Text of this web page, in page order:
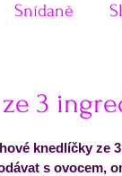
Snídaně
Pečení a
3
knedlíčky ze
s ovocem,